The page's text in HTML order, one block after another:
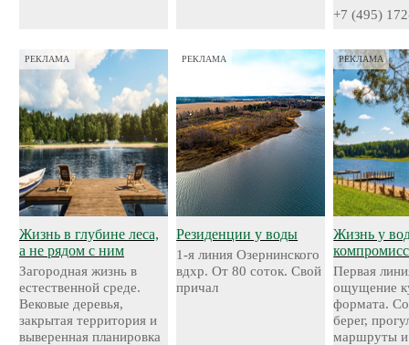
+7 (495)
РЕКЛАМА
Жизнь в глубине леса,
а не рядом с ним
Загородная жизнь в
естественной среде.
Вековые деревья,
закрытая территория и
выверенная планировка
РЕКЛАМА
Резиденции у воды
1-я линия Озернинского
вдхр. От 80 соток. Свой
причал
РЕКЛАМА
Жизнь у
Первая
ощущение
формата.
берег,
маршруты и